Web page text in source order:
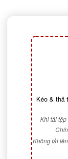
Kéo & thả
Khi tải
Không tải